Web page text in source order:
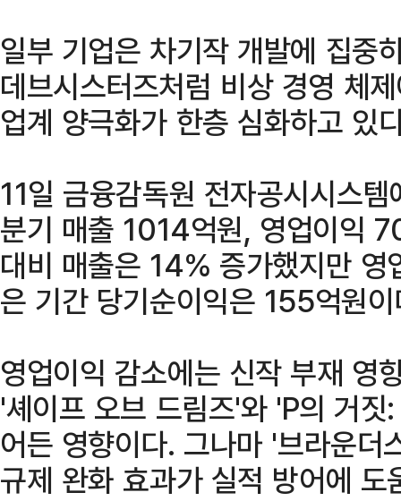
일부 기업은 차기작 개발에 집중
데브시스터즈처럼 비상 경영 체
업계 양극화가 한층 심화하고 있
11일 금융감독원 전자공시시스
분기 매출 1014억원, 영업이익
대비 매출은 14% 증가했지만
은 기간 당기순이익은 155억원
영업이익 감소에는 신작 부재 영
'셰이프 오브 드림즈'와 'P의 거
어든 영향이다. 그나마 '브라운
규제 완화 효과가 실적 방어에 도